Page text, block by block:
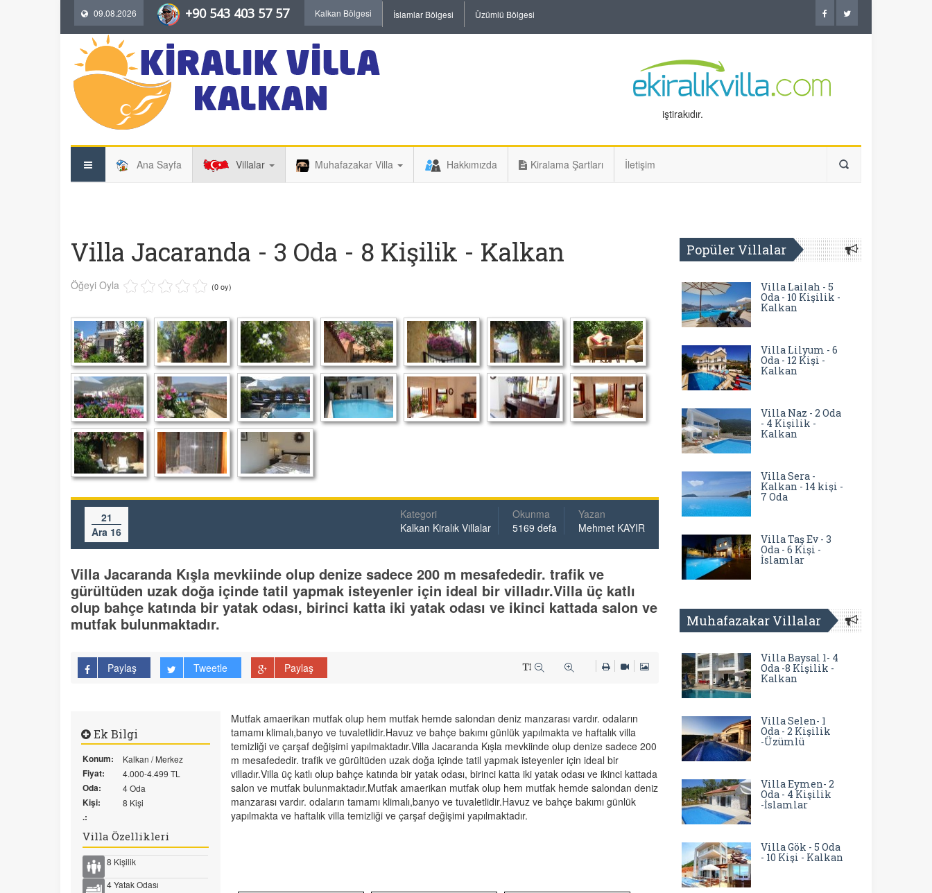
09.08.2026 +90 543 403 57 57 Kalkan Bölgesi İslamlar Bölgesi Üzümlü Bölgesi
iştirakıdır.
Ana Sayfa Villalar Muhafazakar Villa Hakkımızda Kiralama Şartları İletişim
Villa Jacaranda - 3 Oda - 8 Kişilik - Kalkan
Öğeyi Oyla (0 oy)
21
Ara 16
Yazan
Mehmet KAYIR
Okunma
5169 defa
Kategori
Kalkan Kiralık Villalar
Villa Jacaranda Kışla mevkiinde olup denize sadece 200 m mesafededir. trafik ve
gürültüden uzak doğa içinde tatil yapmak isteyenler için ideal bir villadır.Villa üç katlı
olup bahçe katında bir yatak odası, birinci katta iki yatak odası ve ikinci kattada salon ve
mutfak bulunmaktadır.
Paylaş Tweetle Paylaş
Ek Bilgi
Konum: Kalkan / Merkez
Fiyat: 4.000-4.499 TL
Oda: 4 Oda
Kişi: 8 Kişi
.:
Villa Özellikleri
8 Kişilik
4 Yatak Odası
Mutfak amaerikan mutfak olup hem mutfak hemde salondan deniz manzarası vardır. odaların
tamamı klimalı,banyo ve tuvaletlidir.Havuz ve bahçe bakımı günlük yapılmakta ve haftalık villa
temizliği ve çarşaf değişimi yapılmaktadır.Villa Jacaranda Kışla mevkiinde olup denize sadece 200
m mesafededir. trafik ve gürültüden uzak doğa içinde tatil yapmak isteyenler için ideal bir
villadır.Villa üç katlı olup bahçe katında bir yatak odası, birinci katta iki yatak odası ve ikinci kattada
salon ve mutfak bulunmaktadır.Mutfak amaerikan mutfak olup hem mutfak hemde salondan deniz
manzarası vardır. odaların tamamı klimalı,banyo ve tuvaletlidir.Havuz ve bahçe bakımı günlük
yapılmakta ve haftalık villa temizliği ve çarşaf değişimi yapılmaktadır.
Popüler Villalar
Villa Lailah - 5
Oda - 10 Kişilik -
Kalkan
Villa Lilyum - 6
Oda - 12 Kişi -
Kalkan
Villa Naz - 2 Oda
- 4 Kişilik -
Kalkan
Villa Sera -
Kalkan - 14 kişi -
7 Oda
Villa Taş Ev - 3
Oda - 6 Kişi -
İslamlar
Muhafazakar Villalar
Villa Baysal 1- 4
Oda -8 Kişilik -
Kalkan
Villa Selen- 1
Oda - 2 Kişilik
-Üzümlü
Villa Eymen- 2
Oda - 4 Kişilik
-İslamlar
Villa Gök - 5 Oda
- 10 Kişi - Kalkan